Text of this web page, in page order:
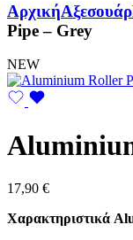
ΑρχικήΑξεσουάρ
Pipe – Grey
NEW
17,90 €
Χαρακτηριστικά